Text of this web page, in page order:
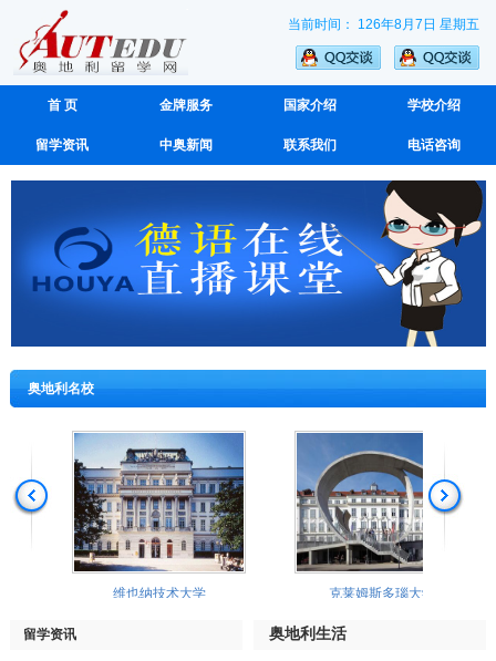
当前时间： 126年8月7日 星期五
首 页 金牌服务 国家介绍 学校介绍
留学资讯 中奥新闻 联系我们 电话咨询
奥地利名校
维也纳技术大学 克莱姆斯多瑙大学
留学资讯 奥地利生活